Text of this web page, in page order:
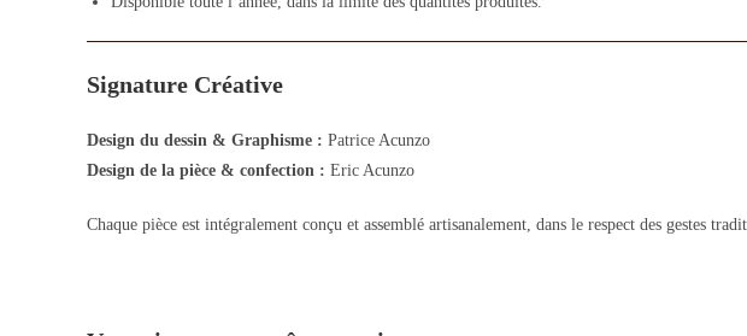
Signature Créative
Design du dessin & Graphisme : Patrice Acunzo
Design de la pièce & confection : Eric Acunzo
Chaque pièce est intégralement conçu et assemblé artisanalement, dans le respect des gestes